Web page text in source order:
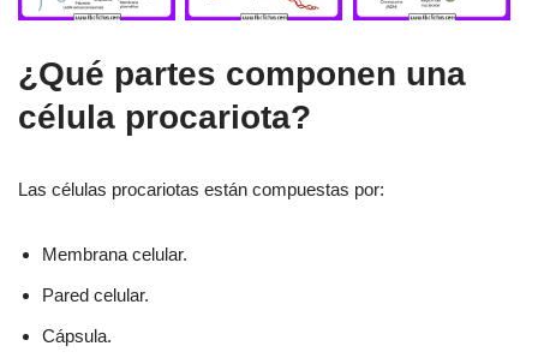
¿Qué partes componen una
célula procariota?
Las células procariotas están compuestas por:
Membrana celular.
Pared celular.
Cápsula.